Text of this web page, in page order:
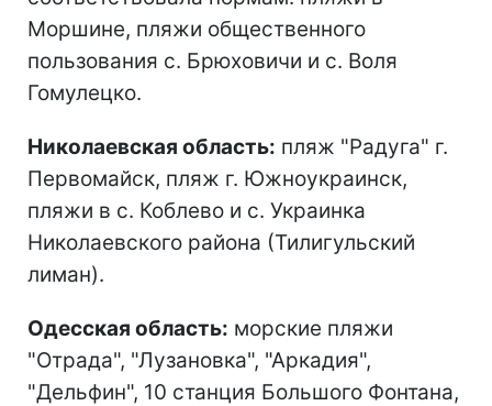
Моршине, пляжи общественного
пользования с. Брюховичи и с. Воля
Гомулецко.
Николаевская область: пляж "Радуга" г.
Первомайск, пляж г. Южноукраинск,
пляжи в с. Коблево и с. Украинка
Николаевского района (Тилигульский
лиман).
Одесская область: морские пляжи
"Отрада", "Лузановка", "Аркадия",
"Дельфин", 10 станция Большого Фонтана,